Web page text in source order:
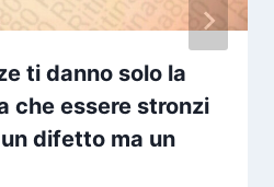
ti danno solo la
che essere stronzi
difetto ma un